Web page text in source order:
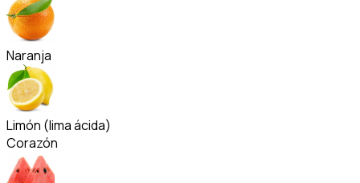
Naranja
Limón (lima ácida)
Corazón